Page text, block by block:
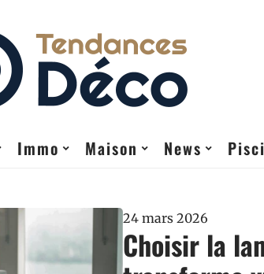
Immo Maison News
24 mars 2026
Choisir la